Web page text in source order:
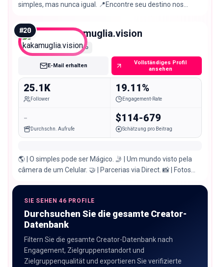
simples, mas nunca igual. 📍Encontre seu destino nos
#20 kakamuglia.vision
Micro
E-Mail erhalten
Vollständiges Profil
ansehen
25.1K
Follower
19.11%
Engagement-Rate
-
Durchschn. Aufrufe
$114-679
Schätzung pro Beitrag
🌎 | O simples pode ser Mágico. 🤳 | Um mundo visto pela
câmera de um Celular. 🤝 | Parcerias via Direct. 📸 | Fotos
SIE SEHEN 46 PROFILE
Durchsuchen Sie die gesamte Creator-
Datenbank
Filtern Sie die gesamte Creator-Datenbank nach
Engagement, Zielgruppenstandort und
Zielgruppenqualität und exportieren Sie verifizierte